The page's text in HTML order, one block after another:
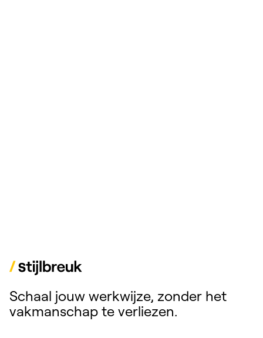
Schaal jouw werkwijze, zonder het
vakmanschap te verliezen.